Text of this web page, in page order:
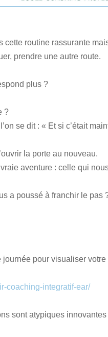
routine rassurante
prendre une autre route.
plus ?
?
se dit : « Et si c’était
la porte au nouveau.
aventure : celle qui
a poussé à franchir le pas
pour visualiser votre
coaching-integratif-ear/
sont atypiques